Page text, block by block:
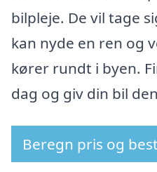
bilpleje. De vil tage
kan nyde en ren og
kører rundt i byen.
dag og giv din bil
Beregn pris og